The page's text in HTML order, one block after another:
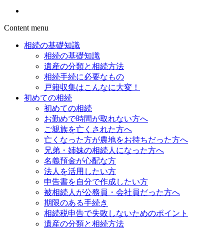
Content menu
相続の基礎知識
相続の基礎知識
遺産の分類と相続方法
相続手続に必要なもの
戸籍収集はこんなに大変！
初めての相続
初めての相続
お勤めで時間が取れない方へ
ご親族を亡くされた方へ
亡くなった方が農地をお持ちだった方へ
兄弟・姉妹の相続人になった方へ
名義預金が心配な方
法人を活用したい方
申告書を自分で作成したい方
被相続人が公務員・会社員だった方へ
期限のある手続き
相続税申告で失敗しないためのポイント
遺産の分類と相続方法